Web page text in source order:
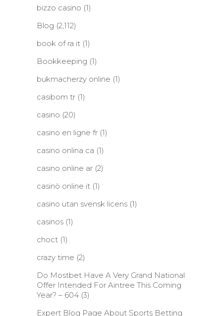
bizzo casino (1)
Blog (2,112)
book of ra it (1)
Bookkeeping (1)
bukmacherzy online (1)
casibom tr (1)
casino (20)
casino en ligne fr (1)
casino onlina ca (1)
casino online ar (2)
casinò online it (1)
casino utan svensk licens (1)
casinos (1)
choct (1)
crazy time (2)
Do Mostbet Have A Very Grand National
Offer Intended For Aintree This Coming
Year? – 604 (3)
Expert Blog Page About Sports Betting